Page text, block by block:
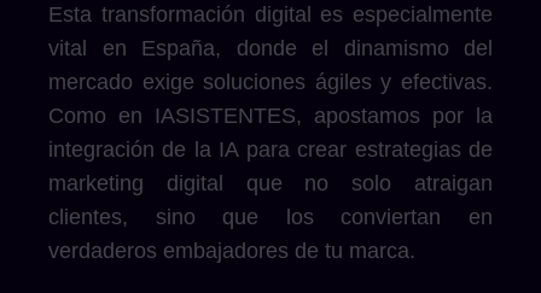
Esta transformación digital es especialmente
vital en España, donde el dinamismo del
mercado exige soluciones ágiles y efectivas.
Como en IASISTENTES, apostamos por la
integración de la IA para crear estrategias de
marketing digital que no solo atraigan
clientes, sino que los conviertan en
verdaderos embajadores de tu marca.